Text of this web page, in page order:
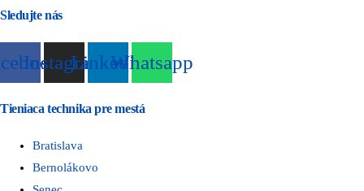
Sledujte nás
InstagramLinkedinWhatsapp
Tieniaca technika pre mestá
Bratislava
Bernolákovo